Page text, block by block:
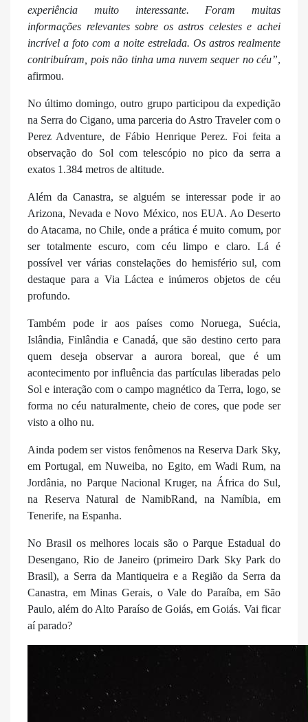
experiência muito interessante. Foram muitas
informações relevantes sobre os astros celestes e achei
incrível a foto com a noite estrelada. Os astros realmente
contribuíram, pois não tinha uma nuvem sequer no céu”,
afirmou.
No último domingo, outro grupo participou da expedição
na Serra do Cigano, uma parceria do Astro Traveler com o
Perez Adventure, de Fábio Henrique Perez. Foi feita a
observação do Sol com telescópio no pico da serra a
exatos 1.384 metros de altitude.
Além da Canastra, se alguém se interessar pode ir ao
Arizona, Nevada e Novo México, nos EUA. Ao Deserto
do Atacama, no Chile, onde a prática é muito comum, por
ser totalmente escuro, com céu limpo e claro. Lá é
possível ver várias constelações do hemisfério sul, com
destaque para a Via Láctea e inúmeros objetos de céu
profundo.
Também pode ir aos países como Noruega, Suécia,
Islândia, Finlândia e Canadá, que são destino certo para
quem deseja observar a aurora boreal, que é um
acontecimento por influência das partículas liberadas pelo
Sol e interação com o campo magnético da Terra, logo, se
forma no céu naturalmente, cheio de cores, que pode ser
visto a olho nu.
Ainda podem ser vistos fenômenos na Reserva Dark Sky,
em Portugal, em Nuweiba, no Egito, em Wadi Rum, na
Jordânia, no Parque Nacional Kruger, na África do Sul,
na Reserva Natural de NamibRand, na Namíbia, em
Tenerife, na Espanha.
No Brasil os melhores locais são o Parque Estadual do
Desengano, Rio de Janeiro (primeiro Dark Sky Park do
Brasil), a Serra da Mantiqueira e a Região da Serra da
Canastra, em Minas Gerais, o Vale do Paraíba, em São
Paulo, além do Alto Paraíso de Goiás, em Goiás. Vai ficar
aí parado?